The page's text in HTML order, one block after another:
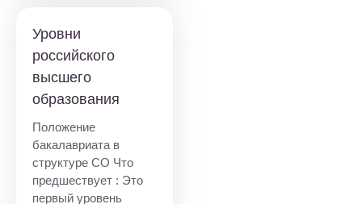
Уровни
российского
высшего
образования
Положение
бакалавриата в
структуре СО Что
предшествует : Это
первый уровень